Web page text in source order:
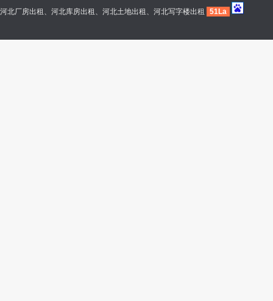
河北厂房出租、河北库房出租、河北土地出租、河北写字楼出租
51La